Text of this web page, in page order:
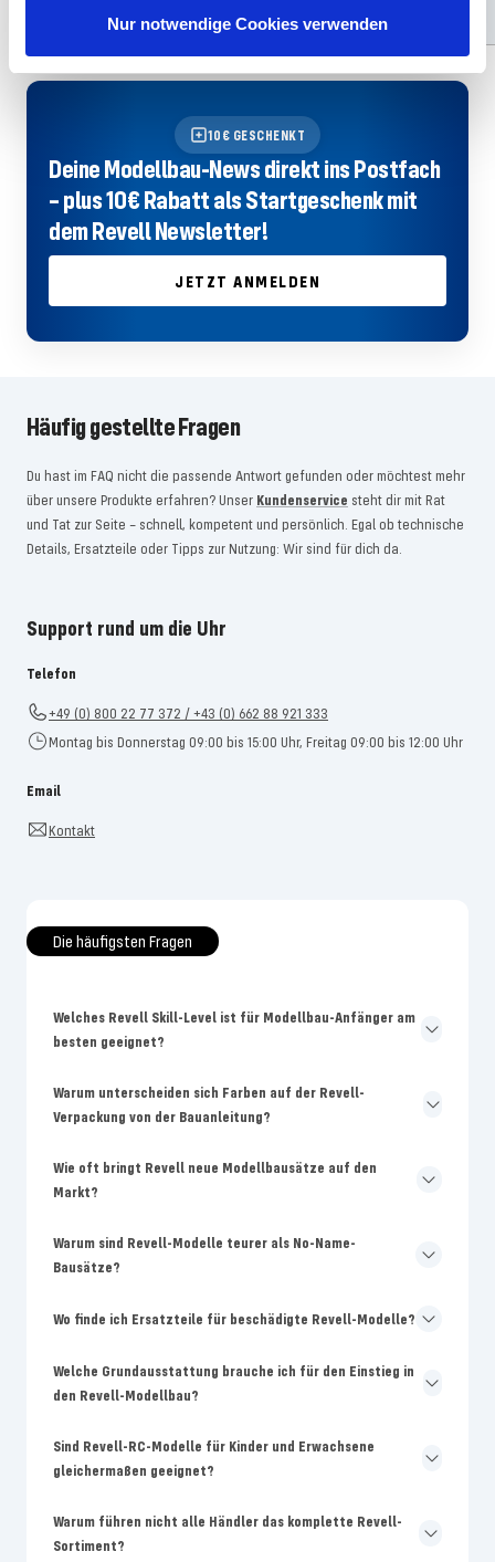
Nur notwendige Cookies verwenden
10€ GESCHENKT
Deine Modellbau-News direkt ins Postfach
– plus 10€ Rabatt als Startgeschenk mit
dem Revell Newsletter!
JETZT ANMELDEN
Häufig gestellte Fragen
Du hast im FAQ nicht die passende Antwort gefunden oder möchtest mehr
über unsere Produkte erfahren? Unser Kundenservice steht dir mit Rat
und Tat zur Seite – schnell, kompetent und persönlich. Egal ob technische
Details, Ersatzteile oder Tipps zur Nutzung: Wir sind für dich da.
Support rund um die Uhr
Telefon
+49 (0) 800 22 77 372 / +43 (0) 662 88 921 333
Montag bis Donnerstag 09:00 bis 15:00 Uhr, Freitag 09:00 bis 12:00 Uhr
Email
Kontakt
Die häufigsten Fragen
Welches Revell Skill-Level ist für Modellbau-Anfänger am
besten geeignet?
Warum unterscheiden sich Farben auf der Revell-
Verpackung von der Bauanleitung?
Wie oft bringt Revell neue Modellbausätze auf den
Markt?
Warum sind Revell-Modelle teurer als No-Name-
Bausätze?
Wo finde ich Ersatzteile für beschädigte Revell-Modelle?
Welche Grundausstattung brauche ich für den Einstieg in
den Revell-Modellbau?
Sind Revell-RC-Modelle für Kinder und Erwachsene
gleichermaßen geeignet?
Warum führen nicht alle Händler das komplette Revell-
Sortiment?